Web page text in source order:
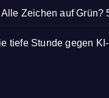
Zeichen auf Grün?
tiefe Stunde gegen